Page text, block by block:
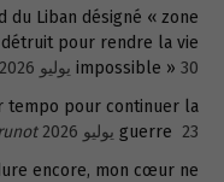
du Liban désigné « zone
pour rendre la vie
impossible » 30 يوليو 2026
tempo pour continuer la
guerre 23 يوليو 2026
encore, mon cœur ne